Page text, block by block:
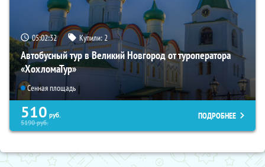
05:02:31 Купили:2
Автобусный тур в Великий Новгород от туроператора
«ХохломаТур»
Сенная площадь
510 руб.
5190руб.
ПОДРОБНЕЕ